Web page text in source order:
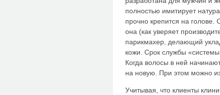
полностью имитирует
прочно крепится на голове.
она (как уверяет
парикмахер, делающий
кожи. Срок службы
Когда волосы в ней
на новую. При этом можно
Учитывая, что клиенты